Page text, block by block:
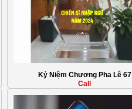
Kỷ Niệm Chương Pha Lê 67
Call